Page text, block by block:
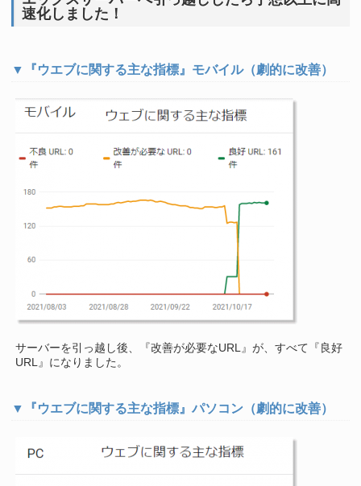
速化しました！
▼『ウエブに関する主な指標』モバイル（劇的に改善）
サーバーを引っ越し後、『改善が必要なURL』が、すべて『良好
URL』になりました。
▼『ウエブに関する主な指標』パソコン（劇的に改善）